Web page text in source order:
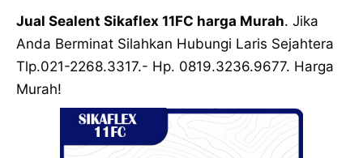
Jual Sealent Sikaflex 11FC harga Murah. Jika
Anda Berminat Silahkan Hubungi Laris Sejahtera
Tlp.021-2268.3317.- Hp. 0819.3236.9677. Harga
Murah!